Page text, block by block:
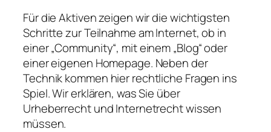
Für die Aktiven zeigen wir die wichtigsten
Schritte zur Teilnahme am Internet, ob in
einer „Community“, mit einem „Blog“ oder
einer eigenen Homepage. Neben der
Technik kommen hier rechtliche Fragen ins
Spiel. Wir erklären, was Sie über
Urheberrecht und Internetrecht wissen
müssen.